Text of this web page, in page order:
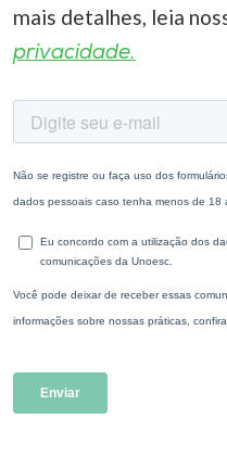
mais detalhes, leia
privacidade.